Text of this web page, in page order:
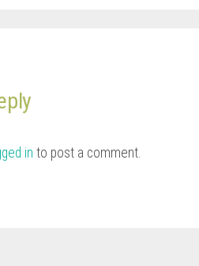
in to post a comment.